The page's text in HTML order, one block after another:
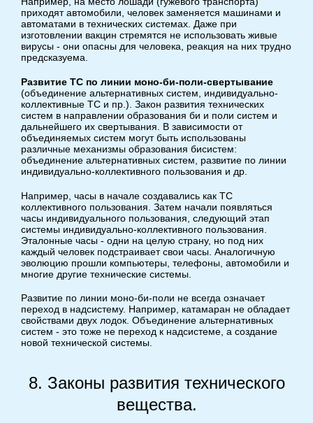
приходят автомобили, человек заменяется машинами и
автоматами в технических системах. Даже при
изготовлении вакцин стремятся не использовать живые
вирусы - они опасны для человека, реакция на них трудно
предсказуема.
Развитие ТС по линии моно-би-поли-свертывание
(объединение альтернативных систем, индивидуально-
коллективные ТС и пр.). Закон развития технических
систем в направлении образования би и поли систем и
дальнейшего их свертывания. В зависимости от
объединяемых систем могут быть использованы
различные механизмы образования бисистем:
объединение альтернативных систем, развитие по линии
индивидуально-коллективного пользования и др.
Например, часы в начале создавались как ТС
коллективного пользования. Затем начали появляться
часы индивидуального пользования, следующий этап
системы индивидуально-коллективного пользования.
Эталонные часы - одни на целую страну, но под них
каждый человек подстраивает свои часы. Аналогичную
эволюцию прошли компьютеры, телефоны, автомобили и
многие другие технические системы.
Развитие по линии моно-би-поли не всегда означает
переход в надсистему. Например, катамаран не обладает
свойствами двух лодок. Объединение альтернативных
систем - это тоже не переход к надсистеме, а создание
новой технической системы.
8. Законы развития технического
вещества.